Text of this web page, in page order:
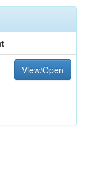
View/Open